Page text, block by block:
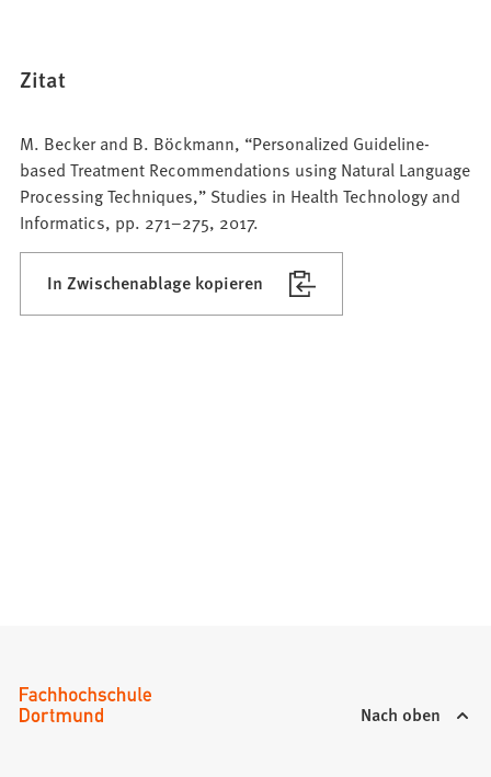
Zitat
M. Becker and B. Böckmann, “Personalized Guideline-
based Treatment Recommendations using Natural Language
Processing Techniques,” Studies in Health Technology and
Informatics, pp. 271–275, 2017.
In Zwischenablage kopieren
Nach oben